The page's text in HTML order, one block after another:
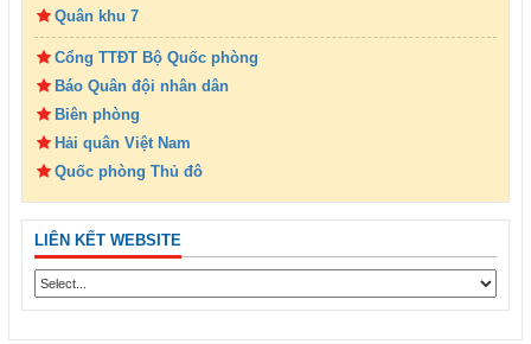
Quân khu 7
Cổng TTĐT Bộ Quốc phòng
Báo Quân đội nhân dân
Biên phòng
Hải quân Việt Nam
Quốc phòng Thủ đô
LIÊN KẾT WEBSITE